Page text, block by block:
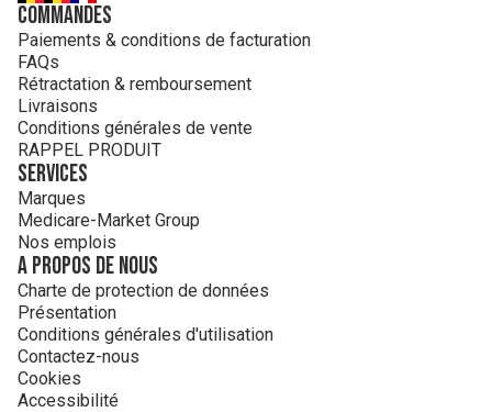
Commandes
Paiements & conditions de facturation
FAQs
Rétractation & remboursement
Livraisons
Conditions générales de vente
RAPPEL PRODUIT
Services
Marques
Medicare-Market Group
Nos emplois
A propos de nous
Charte de protection de données
Présentation
Conditions générales d'utilisation
Contactez-nous
Cookies
Accessibilité